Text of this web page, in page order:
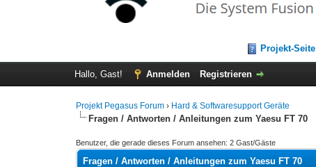
Projekt-Seite
Hallo, Gast! Anmelden Registrieren
Projekt Pegasus Forum › Hard & Softwaresupport Geräte
Fragen / Antworten / Anleitungen zum Yaesu FT 70
Benutzer, die gerade dieses Forum ansehen: 2 Gast/Gäste
Fragen / Antworten / Anleitungen zum Yaesu FT 70